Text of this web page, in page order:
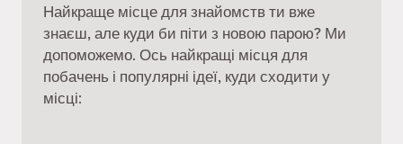
Найкраще місце для знайомств ти вже
знаєш, але куди би піти з новою парою? Ми
допоможемо. Ось найкращі місця для
побачень і популярні ідеї, куди сходити у
місці: